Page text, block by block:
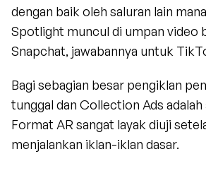
dengan baik oleh saluran lain
Spotlight muncul di umpan video
Snapchat, jawabannya untuk
Bagi sebagian besar pengiklan
tunggal dan Collection Ads adalah
Format AR sangat layak diuji
menjalankan iklan-iklan dasar.